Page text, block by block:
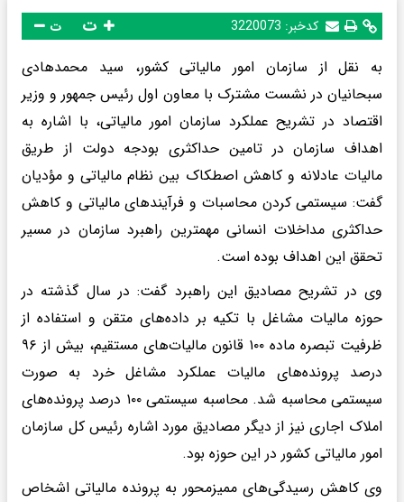
کدخبر: 3220073 ت
به نقل از سازمان امور مالیاتی کشور، سید محمدهادی
سبحانیان در نشست مشترک با معاون اول رئیس جمهور و وزیر
اقتصاد در تشریح عملکرد سازمان امور مالیاتی، با اشاره به
اهداف سازمان در تامین حداکثری بودجه دولت از طریق
مالیات عادلانه و کاهش اصطکاک بین نظام مالیاتی و مؤدیان
گفت: سیستمی کردن محاسبات و فرآیندهای مالیاتی و کاهش
حداکثری مداخلات انسانی مهمترین راهبرد سازمان در مسیر
تحقق این اهداف بوده است.
وی در تشریح مصادیق این راهبرد گفت: در سال گذشته در
حوزه مالیات مشاغل با تکیه بر داده‌های متقن و استفاده از
ظرفیت تبصره ماده ۱۰۰ قانون مالیات‌های مستقیم، بیش از ۹۶
درصد پرونده‌های مالیات عملکرد مشاغل خرد به صورت
سیستمی محاسبه شد. محاسبه سیستمی ۱۰۰ درصد پرونده‌های
املاک اجاری نیز از دیگر مصادیق مورد اشاره رئیس کل سازمان
امور مالیاتی کشور در این حوزه بود.
وی کاهش رسیدگی‌های ممیزمحور به پرونده مالیاتی اشخاص